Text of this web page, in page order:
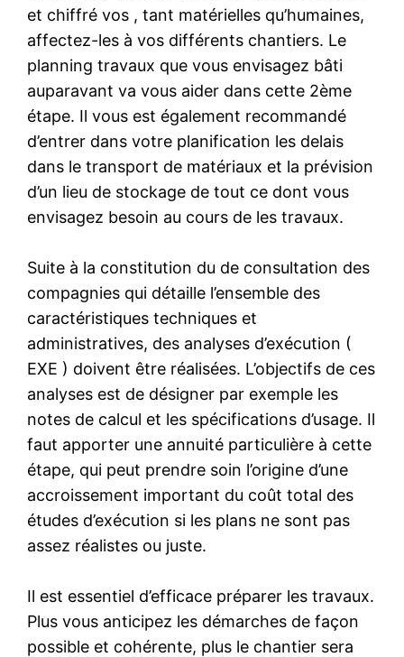
et chiffré vos , tant matérielles qu’humaines,
affectez-les à vos différents chantiers. Le
planning travaux que vous envisagez bâti
auparavant va vous aider dans cette 2ème
étape. Il vous est également recommandé
d’entrer dans votre planification les delais
dans le transport de matériaux et la prévision
d’un lieu de stockage de tout ce dont vous
envisagez besoin au cours de les travaux.
Suite à la constitution du de consultation des
compagnies qui détaille l’ensemble des
caractéristiques techniques et
administratives, des analyses d’exécution (
EXE ) doivent être réalisées. L’objectifs de ces
analyses est de désigner par exemple les
notes de calcul et les spécifications d’usage. Il
faut apporter une annuité particulière à cette
étape, qui peut prendre soin l’origine d’une
accroissement important du coût total des
études d’exécution si les plans ne sont pas
assez réalistes ou juste.
Il est essentiel d’efficace préparer les travaux.
Plus vous anticipez les démarches de façon
possible et cohérente, plus le chantier sera